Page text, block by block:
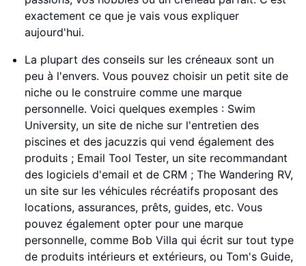
exactement ce que je vais vous expliquer
aujourd'hui.
La plupart des conseils sur les créneaux sont un
peu à l'envers. Vous pouvez choisir un petit site de
niche ou le construire comme une marque
personnelle. Voici quelques exemples : Swim
University, un site de niche sur l'entretien des
piscines et des jacuzzis qui vend également des
produits ; Email Tool Tester, un site recommandant
des logiciels d'email et de CRM ; The Wandering RV,
un site sur les véhicules récréatifs proposant des
locations, assurances, prêts, guides, etc. Vous
pouvez également opter pour une marque
personnelle, comme Bob Villa qui écrit sur tout type
de produits intérieurs et extérieurs, ou Tom's Guide,